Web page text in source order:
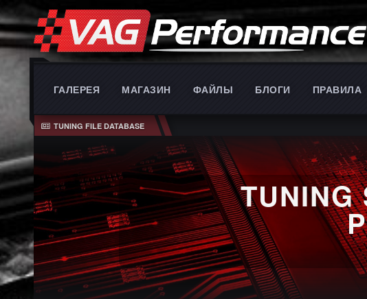
ГАЛЕРЕЯ МАГАЗИН ФАЙЛЫ БЛОГИ ПРАВИЛА
TUNING FILE DATABASE
TUNING